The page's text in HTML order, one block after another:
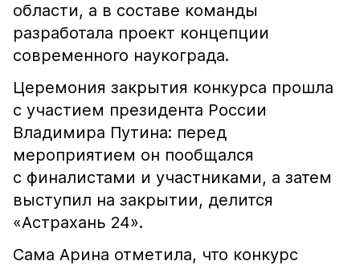
области, а в составе команды
разработала проект концепции
современного наукограда.
Церемония закрытия конкурса прошла
с участием президента России
Владимира Путина: перед
мероприятием он пообщался
с финалистами и участниками, а затем
выступил на закрытии, делится
«Астрахань 24».
Сама Арина отметила, что конкурс